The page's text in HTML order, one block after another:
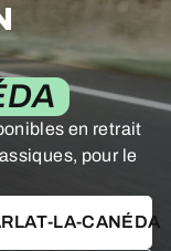
en retrait
pour le
LA-CANÉDA